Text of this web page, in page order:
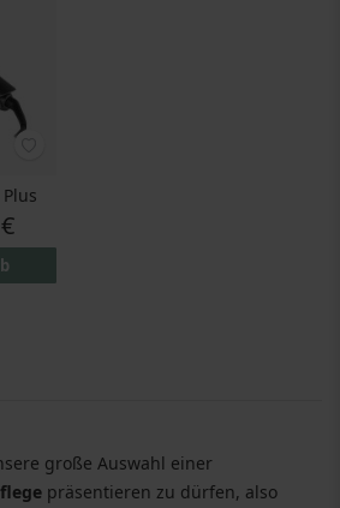
große Auswahl einer
präsentieren zu dürfen, also